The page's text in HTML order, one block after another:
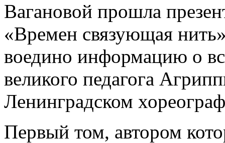
Вагановой прошла
«Времен связующая
воедино информацию о
великого педагога
Ленинградском
Первый том, автором